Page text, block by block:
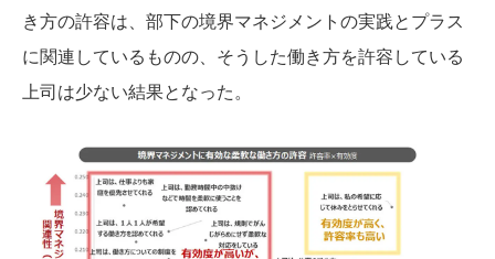
き方の許容は、部下の境界マネジメントの実践とプラス
に関連しているものの、そうした働き方を許容している
上司は少ない結果となった。